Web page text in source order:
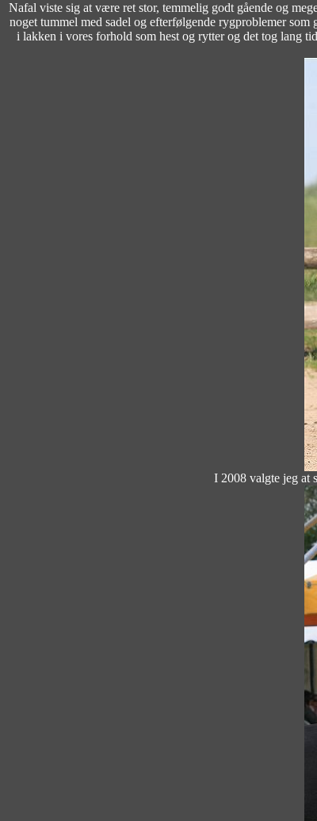
Nafal viste sig at være ret stor, temmelig godt gående og
noget tummel med sadel og efterfølgende rygproblemer
i lakken i vores forhold som hest og rytter og det tog lang
I 2008 valgte jeg at